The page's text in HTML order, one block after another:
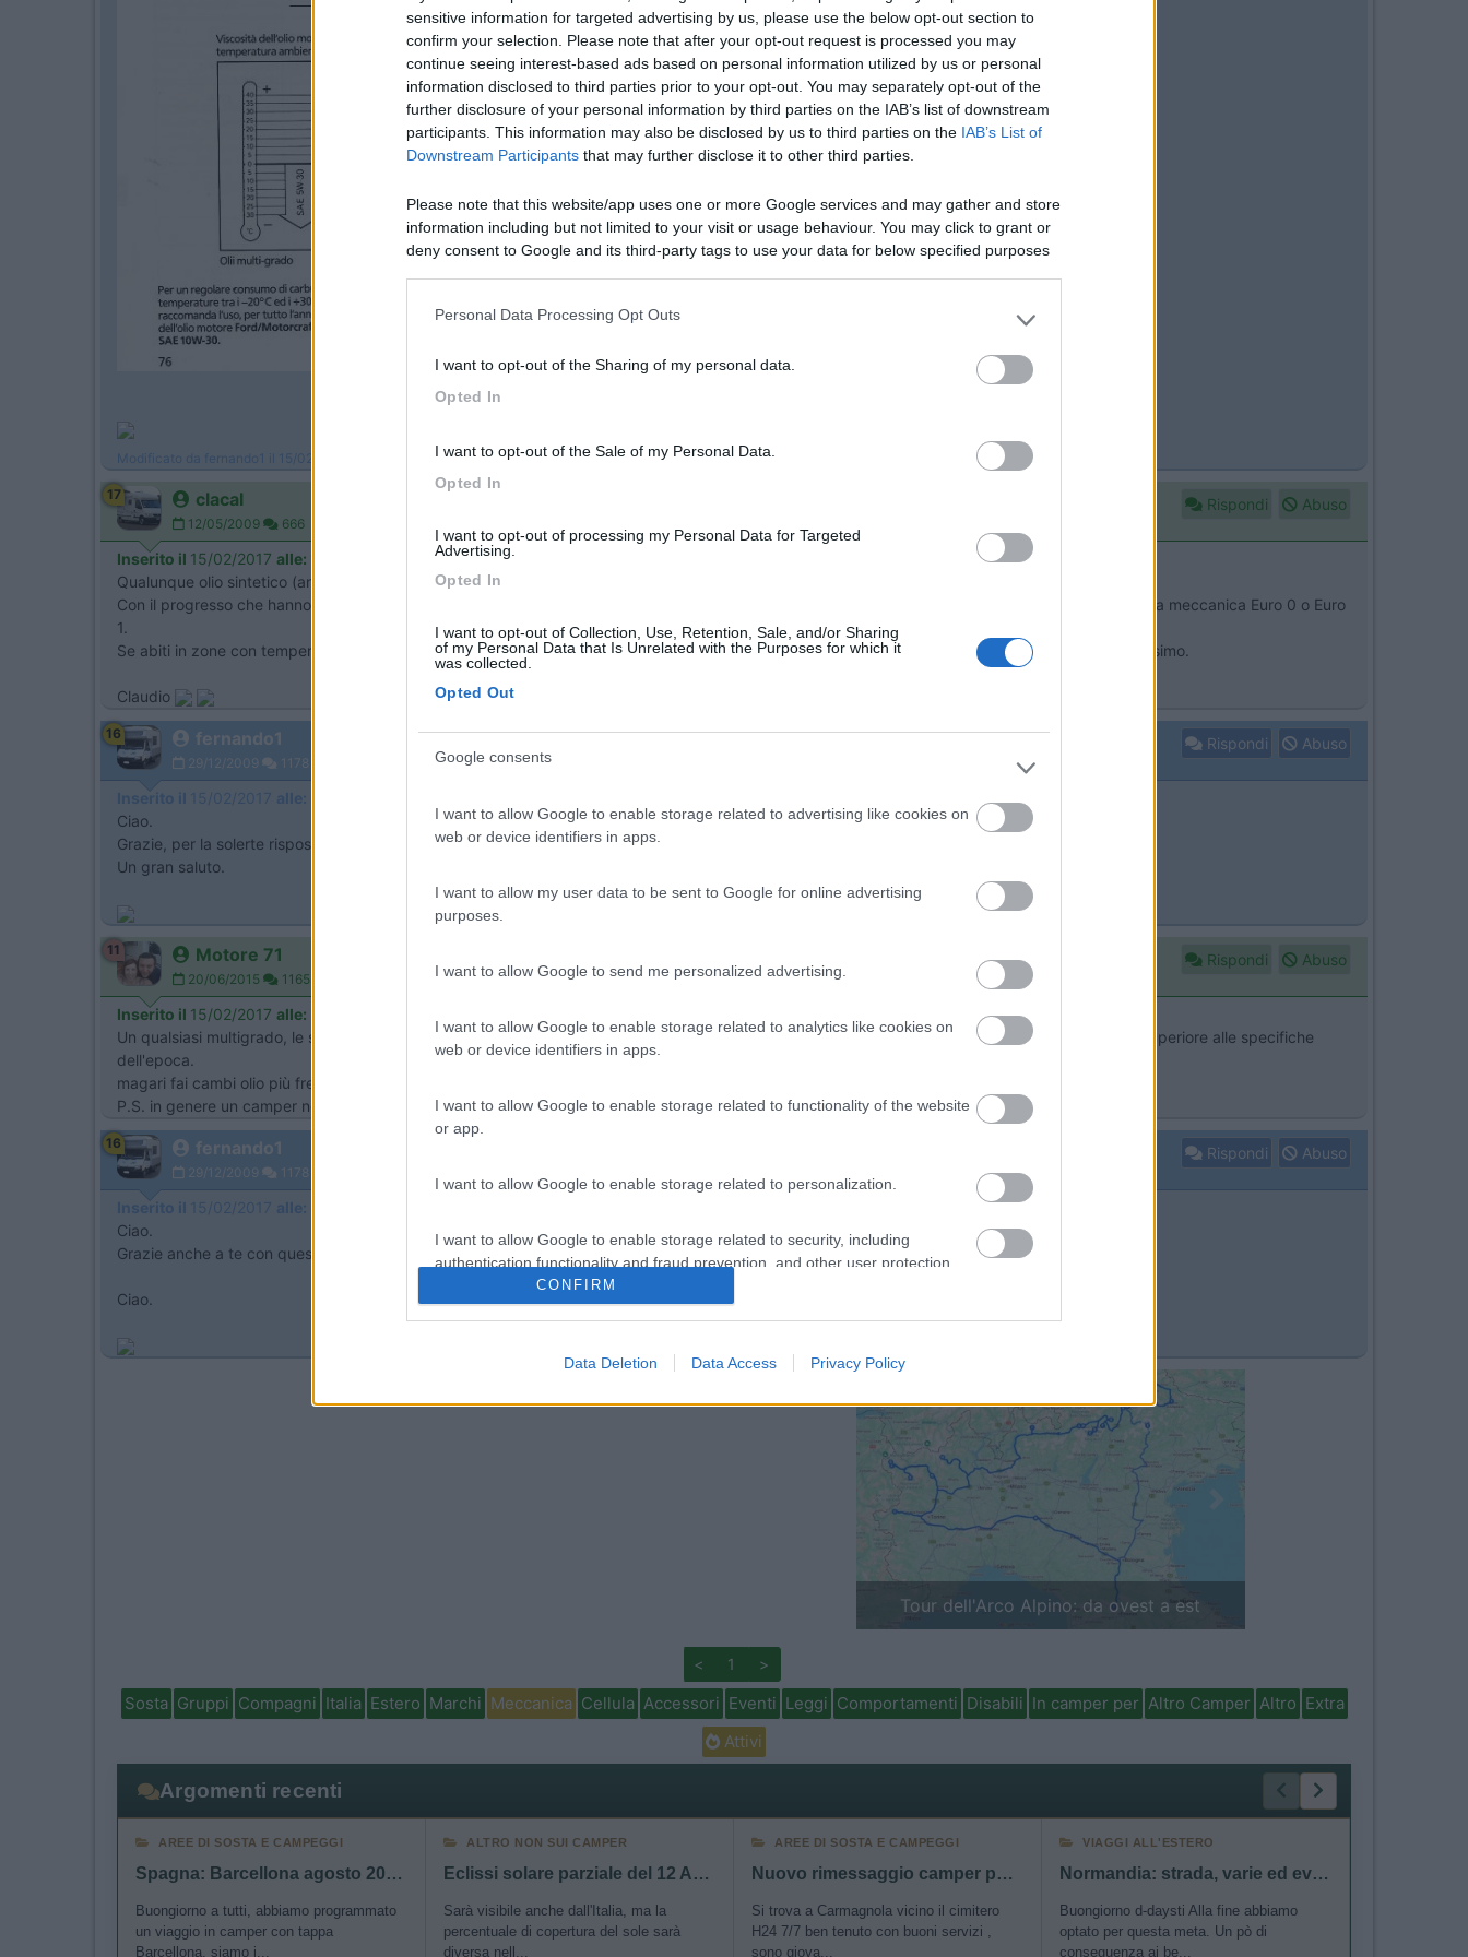
sensitive information for targeted advertising by us, please use the below opt-out section to
confirm your selection. Please note that after your opt-out request is processed you may
continue seeing interest-based ads based on personal information utilized by us or personal
information disclosed to third parties prior to your opt-out. You may separately opt-out of the
further disclosure of your personal information by third parties on the IAB’s list of downstream
participants. This information may also be disclosed by us to third parties on the IAB’s List of
Downstream Participants that may further disclose it to other third parties.
Please note that this website/app uses one or more Google services and may gather and store
information including but not limited to your visit or usage behaviour. You may click to grant or
deny consent to Google and its third-party tags to use your data for below specified purposes
Personal Data Processing Opt Outs
I want to opt-out of the Sharing of my personal data.
Opted In
I want to opt-out of the Sale of my Personal Data.
Opted In
I want to opt-out of processing my Personal Data for Targeted
Advertising.
Opted In
I want to opt-out of Collection, Use, Retention, Sale, and/or Sharing
of my Personal Data that Is Unrelated with the Purposes for which it
was collected.
Opted Out
Google consents
I want to allow Google to enable storage related to advertising like cookies on
web or device identifiers in apps.
I want to allow my user data to be sent to Google for online advertising
purposes.
I want to allow Google to send me personalized advertising.
I want to allow Google to enable storage related to analytics like cookies on
web or device identifiers in apps.
I want to allow Google to enable storage related to functionality of the website
or app.
I want to allow Google to enable storage related to personalization.
I want to allow Google to enable storage related to security, including
authentication functionality and fraud prevention, and other user protection.
CONFIRM
Data Deletion Data Access Privacy Policy
Modificato da fernando1 il 15/02/2017 alle 09:41:49
17 clacal
12/05/2009 666
Rispondi Abuso
Inserito il 15/02/2017 alle:
Qualunque olio sintetico (anche semisintetico) per quel tipo di meccanica va bene.
Con il progresso che hanno fatto i lubrificanti dall'87 ad oggi, quasi 30 anni, qualunque olio tu utilizzerai non farai alcun danno, credo si tratti di una meccanica Euro 0 o Euro
1.
Se abiti in zone con temperature invernali particolarmente rigide potresti utilizzare anche un multigado 5/40, sennò quello che hai scelto va benissimo.
Claudio
16 fernando1
29/12/2009 1178
Rispondi Abuso
Inserito il 15/02/2017 alle:
Ciao.
Grazie, per la solerte risposta e delucidazione.
Un gran saluto.
11 Motore 71
20/06/2015 1165
Rispondi Abuso
Inserito il 15/02/2017 alle:
Un qualsiasi multigrado, le specifiche necessarie all'epoca della nascita del camper sono superate quindi anche l'olio più scarzo in commercio è superiore alle specifiche
dell'epoca.
magari fai cambi olio più frequenti.
P.S. in genere un camper non percorre molti Km annui, in genere si effettuano tagliandi per raggiunti limiti di tempo.
16 fernando1
29/12/2009 1178
Rispondi Abuso
Inserito il 15/02/2017 alle:
Ciao.
Grazie anche a te con questo si allarga ancora di più la possibilità di ricerca del tipo olio.
Ciao.
Tour dell'Arco Alpino: da ovest a est
Previous
< 1 >
Sosta Gruppi Compagni Italia Estero Marchi Meccanica Cellula Accessori Eventi Leggi Comportamenti Disabili In camper per Altro Camper Altro Extra
Attivi
Argomenti recenti
AREE DI SOSTA E CAMPEGGI
Spagna: Barcellona agosto 2026 - sosta e consigli
Buongiorno a tutti, abbiamo programmato
un viaggio in camper con tappa
Barcellona, siamo i...
ALTRO NON SUI CAMPER
Eclissi solare parziale del 12 Agosto 2026
Sarà visibile anche dall'Italia, ma la
percentuale di copertura del sole sarà
diversa nell...
AREE DI SOSTA E CAMPEGGI
Nuovo rimessaggio camper posti coperti e scoperti
Si trova a Carmagnola vicino il cimitero
H24 7/7 ben tenuto con buoni servizi ,
sono giova...
VIAGGI ALL'ESTERO
Normandia: strada, varie ed eventuali
Buongiorno d-daysti Alla fine abbiamo
optato per questa meta. Un pò di
conseguenza ai be...